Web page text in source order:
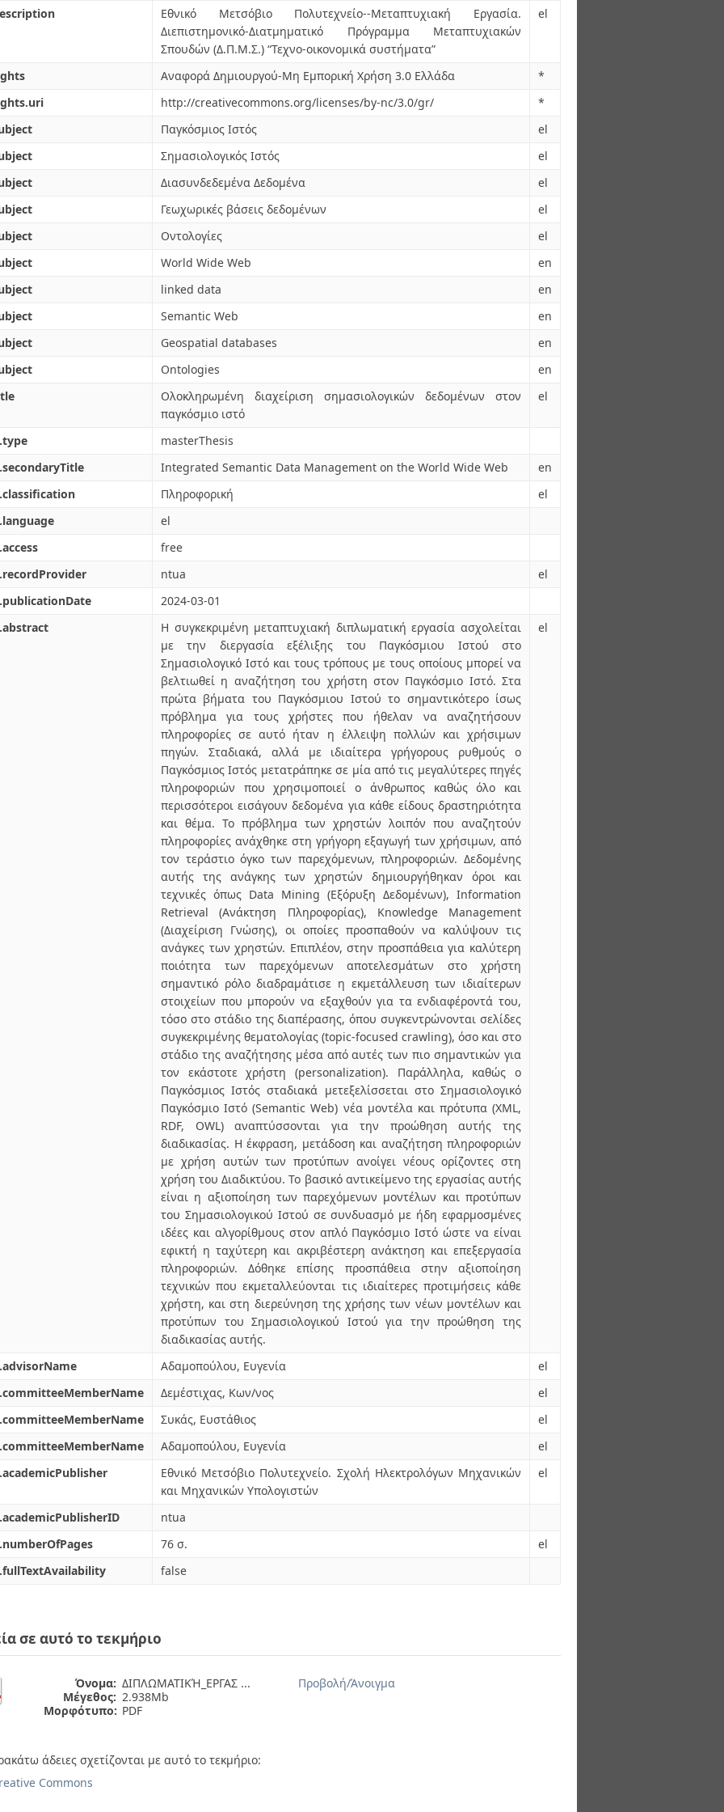
Εθνικό Μετσόβιο Πολυτεχνείο--Μεταπτυχιακή Εργασία.
Διεπιστημονικό-Διατμηματικό Πρόγραμμα Μεταπτυχιακών
Σπουδών (Δ.Π.Μ.Σ.) “Τεχνο-οικονομικά συστήματα”
el
Αναφορά Δημιουργού-Μη Εμπορική Χρήση 3.0 Ελλάδα
*
http://creativecommons.org/licenses/by-nc/3.0/gr/
*
Παγκόσμιος Ιστός
el
Σημασιολογικός Ιστός
el
Διασυνδεδεμένα Δεδομένα
el
Γεωχωρικές βάσεις δεδομένων
el
Οντολογίες
el
World Wide Web
en
linked data
en
Semantic Web
en
Geospatial databases
en
Ontologies
en
Ολοκληρωμένη διαχείριση σημασιολογικών δεδομένων στον
παγκόσμιο ιστό
el
masterThesis
Integrated Semantic Data Management on the World Wide Web
en
Πληροφορική
el
el
free
ntua
el
2024-03-01
Η συγκεκριμένη μεταπτυχιακή διπλωματική εργασία ασχολείται
με την διεργασία εξέλιξης του Παγκόσμιου Ιστού στο
Σημασιολογικό Ιστό και τους τρόπους με τους οποίους μπορεί να
βελτιωθεί η αναζήτηση του χρήστη στον Παγκόσμιο Ιστό. Στα
πρώτα βήματα του Παγκόσμιου Ιστού το σημαντικότερο ίσως
πρόβλημα για τους χρήστες που ήθελαν να αναζητήσουν
πληροφορίες σε αυτό ήταν η έλλειψη πολλών και χρήσιμων
πηγών. Σταδιακά, αλλά με ιδιαίτερα γρήγορους ρυθμούς ο
Παγκόσμιος Ιστός μετατράπηκε σε μία από τις μεγαλύτερες πηγές
πληροφοριών που χρησιμοποιεί ο άνθρωπος καθώς όλο και
περισσότεροι εισάγουν δεδομένα για κάθε είδους δραστηριότητα
και θέμα. Το πρόβλημα των χρηστών λοιπόν που αναζητούν
πληροφορίες ανάχθηκε στη γρήγορη εξαγωγή των χρήσιμων, από
τον τεράστιο όγκο των παρεχόμενων, πληροφοριών. Δεδομένης
αυτής της ανάγκης των χρηστών δημιουργήθηκαν όροι και
τεχνικές όπως Data Mining (Εξόρυξη Δεδομένων), Information
Retrieval (Ανάκτηση Πληροφορίας), Knowledge Management
(Διαχείριση Γνώσης), οι οποίες προσπαθούν να καλύψουν τις
ανάγκες των χρηστών. Επιπλέον, στην προσπάθεια για καλύτερη
ποιότητα των παρεχόμενων αποτελεσμάτων στο χρήστη
σημαντικό ρόλο διαδραμάτισε η εκμετάλλευση των ιδιαίτερων
στοιχείων που μπορούν να εξαχθούν για τα ενδιαφέροντά του,
τόσο στο στάδιο της διαπέρασης, όπου συγκεντρώνονται σελίδες
συγκεκριμένης θεματολογίας (topic-focused crawling), όσο και στο
στάδιο της αναζήτησης μέσα από αυτές των πιο σημαντικών για
τον εκάστοτε χρήστη (personalization). Παράλληλα, καθώς ο
Παγκόσμιος Ιστός σταδιακά μετεξελίσσεται στο Σημασιολογικό
Παγκόσμιο Ιστό (Semantic Web) νέα μοντέλα και πρότυπα (XML,
RDF, OWL) αναπτύσσονται για την προώθηση αυτής της
διαδικασίας. Η έκφραση, μετάδοση και αναζήτηση πληροφοριών
με χρήση αυτών των προτύπων ανοίγει νέους ορίζοντες στη
χρήση του Διαδικτύου. Το βασικό αντικείμενο της εργασίας αυτής
είναι η αξιοποίηση των παρεχόμενων μοντέλων και προτύπων
του Σημασιολογικού Ιστού σε συνδυασμό με ήδη εφαρμοσμένες
ιδέες και αλγορίθμους στον απλό Παγκόσμιο Ιστό ώστε να είναι
εφικτή η ταχύτερη και ακριβέστερη ανάκτηση και επεξεργασία
πληροφοριών. Δόθηκε επίσης προσπάθεια στην αξιοποίηση
τεχνικών που εκμεταλλεύονται τις ιδιαίτερες προτιμήσεις κάθε
χρήστη, και στη διερεύνηση της χρήσης των νέων μοντέλων και
προτύπων του Σημασιολογικού Ιστού για την προώθηση της
διαδικασίας αυτής.
el
Αδαμοπούλου, Ευγενία
el
Δεμέστιχας, Κων/νος
el
Συκάς, Ευστάθιος
el
Αδαμοπούλου, Ευγενία
el
Εθνικό Μετσόβιο Πολυτεχνείο. Σχολή Ηλεκτρολόγων Μηχανικών
και Μηχανικών Υπολογιστών
el
ntua
76 σ.
el
false
σε αυτό το τεκμήριο
Όνομα: ΔΙΠΛΩΜΑΤΙΚΉ_ΕΡΓΑΣ ...
Μέγεθος: 2.938Mb
Μορφότυπο: PDF
Προβολή/Άνοιγμα
άδειες σχετίζονται με αυτό το τεκμήριο:
Commons